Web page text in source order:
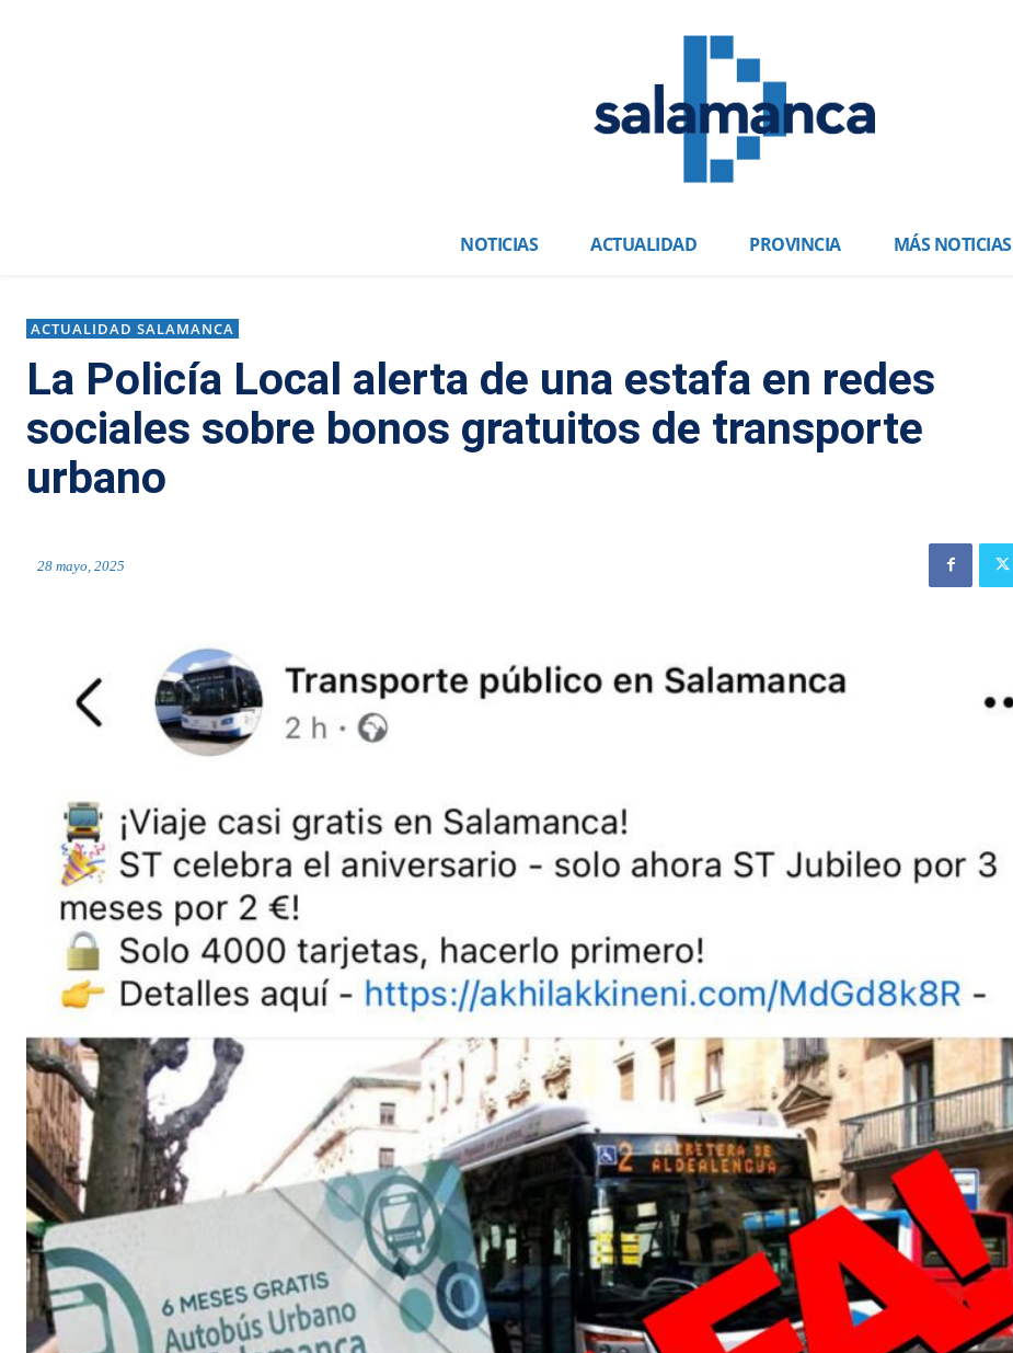
NOTICIAS ACTUALIDAD PROVINCIA MÁS NOTICIAS
ACTUALIDAD SALAMANCA
La Policía Local alerta de una estafa en redes
sociales sobre bonos gratuitos de transporte
urbano
28 mayo, 2025